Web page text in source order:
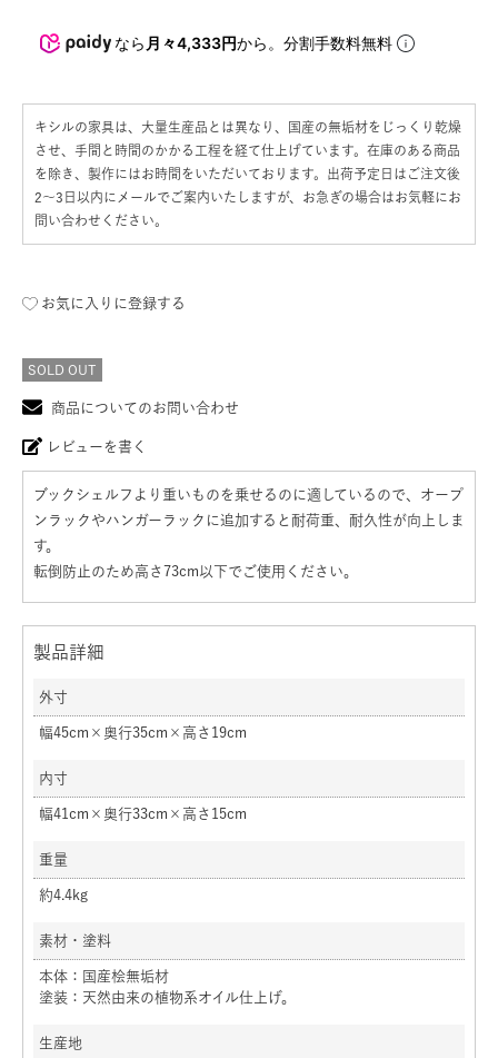
なら 月々4,333円から。分割手数料無料
キシルの家具は、大量生産品とは異なり、国産の無垢材をじっくり乾燥
させ、手間と時間のかかる工程を経て仕上げています。在庫のある商品
を除き、製作にはお時間をいただいております。出荷予定日はご注文後
2〜3日以内にメールでご案内いたしますが、お急ぎの場合はお気軽にお
問い合わせください。
お気に入りに登録する
SOLD OUT
商品についてのお問い合わせ
レビューを書く
ブックシェルフより重いものを乗せるのに適しているので、オープ
ンラックやハンガーラックに追加すると耐荷重、耐久性が向上しま
す。
転倒防止のため高さ73cm以下でご使用ください。
製品詳細
外寸
幅45cm×奥行35cm×高さ19cm
内寸
幅41cm×奥行33cm×高さ15cm
重量
約4.4kg
素材・塗料
本体：国産桧無垢材
塗装：天然由来の植物系オイル仕上げ。
生産地